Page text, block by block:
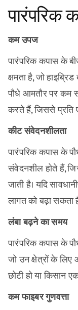
पारंपरिक
कम उपज
पारंपरिक कपास के
क्षमता है, जो
पौधे आमतौर पर कम
करते हैं, जिससे प्रति
कीट संवेदनशीलता
पारंपरिक कपास के
संवेदनशील होते हैं,
जाती है। यदि
लागत को बढ़ा सकता
लंबा बढ़ने का समय
पारंपरिक कपास के
जो उन क्षेत्रों के
छोटी हो या किसान
कम फाइबर गुणवत्ता